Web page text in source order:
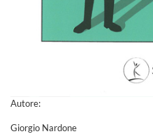
Autore:
Giorgio Nardone